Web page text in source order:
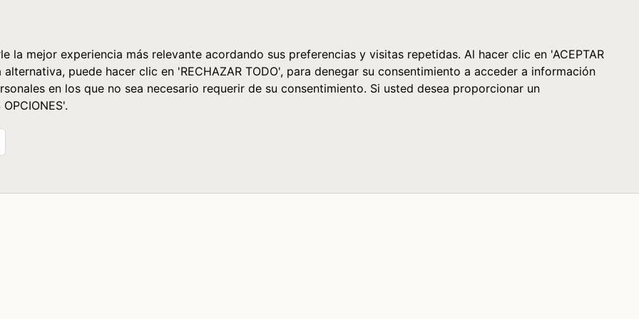
mejor experiencia más relevante acordando sus preferencias y visitas repetidas. Al hacer clic en 'ACEPTAR
puede hacer clic en 'RECHAZAR TODO', para denegar su consentimiento a acceder a información
en los que no sea necesario requerir de su consentimiento. Si usted desea proporcionar un